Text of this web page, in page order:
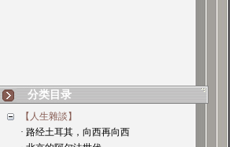
分类目录
【人生雜談】
· 路经土耳其，向西再向西